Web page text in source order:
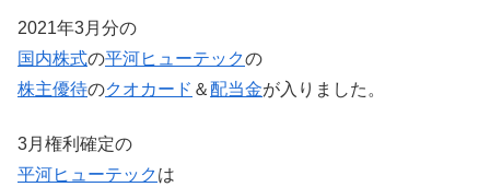
2021年3月分の
国内株式の平河ヒューテックの
株主優待のクオカード ＆配当金が入りました。
3月権利確定の
平河ヒューテックは